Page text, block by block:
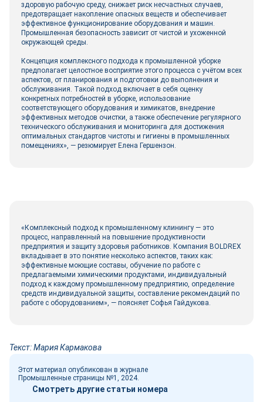
здоровую рабочую среду, снижает риск несчастных случаев,
предотвращает накопление опасных веществ и обеспечивает
эффективное функционирование оборудования и машин.
Промышленная безопасность зависит от чистой и ухоженной
окружающей среды.
Концепция комплексного подхода к промышленной уборке
предполагает целостное восприятие этого процесса с учётом всех
аспектов, от планирования и подготовки до выполнения и
обслуживания. Такой подход включает в себя оценку
конкретных потребностей в уборке, использование
соответствующего оборудования и химикатов, внедрение
эффективных методов очистки, а также обеспечение регулярного
технического обслуживания и мониторинга для достижения
оптимальных стандартов чистоты и гигиены в промышленных
помещениях», — резюмирует Елена Гершензон.
«Комплексный подход к промышленному клинингу — это
процесс, направленный на повышение продуктивности
предприятия и защиту здоровья работников. Компания BOLDREX
вкладывает в это понятие несколько аспектов, таких как:
эффективные моющие составы, обучение по работе с
предлагаемыми химическими продуктами, индивидуальный
подход к каждому промышленному предприятию, определение
средств индивидуальной защиты, составление рекомендаций по
работе с оборудованием», — поясняет Софья Гайдукова.
Текст: Мария Кармакова
Этот материал опубликован в журнале
Промышленные страницы №1, 2024.
Смотреть другие статьи номера